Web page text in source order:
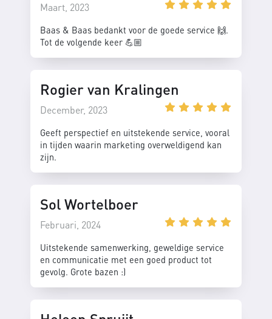
Maart, 2023
Baas & Baas bedankt voor de goede service 🙌.
Tot de volgende keer 💪🏼
Rogier van Kralingen
December, 2023
Geeft perspectief en uitstekende service, vooral
in tijden waarin marketing overweldigend kan
zijn.
Sol Wortelboer
Februari, 2024
Uitstekende samenwerking, geweldige service
en communicatie met een goed product tot
gevolg. Grote bazen :)